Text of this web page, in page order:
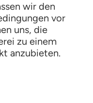
wir den
vor
uns, die
zu einem
anzubieten.